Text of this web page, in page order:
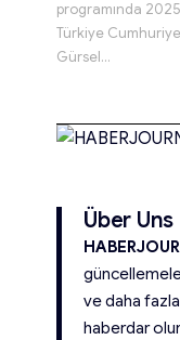
programında
Türkiye
Gürsel…
Über Uns
ve daha
haberdar